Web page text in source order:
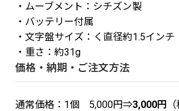
・ムーブメント：シチズン製
・バッテリー付属
・文字盤サイズ：く直径約1.5インチ
・重さ：約31g
価格・納期・ご注文方法
通常価格：1個 5,000円⇒3,000円